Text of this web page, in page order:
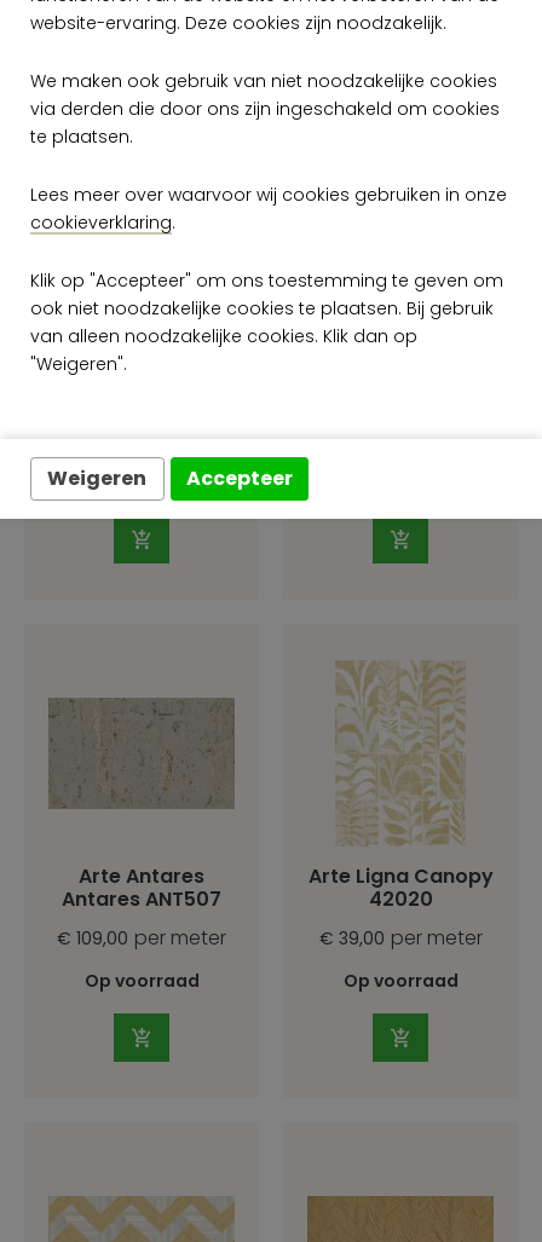
website-ervaring. Deze cookies zijn noodzakelijk.
We maken ook gebruik van niet noodzakelijke cookies
via derden die door ons zijn ingeschakeld om cookies
te plaatsen.
Lees meer over waarvoor wij cookies gebruiken in onze
cookieverklaring.
Klik op "Accepteer" om ons toestemming te geven om
ook niet noodzakelijke cookies te plaatsen. Bij gebruik
van alleen noodzakelijke cookies. Klik dan op
"Weigeren".
Weigeren Accepteer
Arte Lush Stellar
€ 79,00 per meter
Op voorraad
€ 79,00 per meter
Arte Antares
Antares ANT507
€ 109,00 per meter
Op voorraad
Arte Ligna Canopy
42020
€ 39,00 per meter
Op voorraad